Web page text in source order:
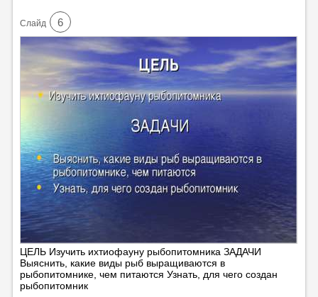
Cлайд 6
ЦЕЛЬ Изучить ихтиофауну рыбопитомника ЗАДАЧИ
Выяснить, какие виды рыб выращиваются в
рыбопитомнике, чем питаются Узнать, для чего создан
рыбопитомник